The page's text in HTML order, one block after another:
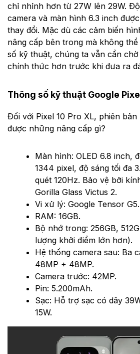
chỉ nhỉnh hơn từ 27W lên 29W.
camera và màn hình 6.3 inch
thay đổi. Mặc dù các cảm biến
nâng cấp bên trong mà không
số kỹ thuật, chúng ta vẫn cần
chính thức hơn trước khi đưa ra
Thông số kỹ thuật Google
Đối với Pixel 10 Pro XL, phiên
được những nâng cấp gì?
Màn hình: OLED 6.8 inch,
1344 pixel, độ sáng tối đa
quét 120Hz. Bảo vệ bởi
Gorilla Glass Victus 2.
Vi xử lý: Google Tensor G5.
RAM: 16GB.
Bộ nhớ trong: 256GB,
lượng khởi điểm lớn hơn).
Hệ thống camera sau: Ba
48MP + 48MP.
Camera trước: 42MP.
Pin: 5.200mAh.
Sạc: Hỗ trợ sạc có dây
15W.